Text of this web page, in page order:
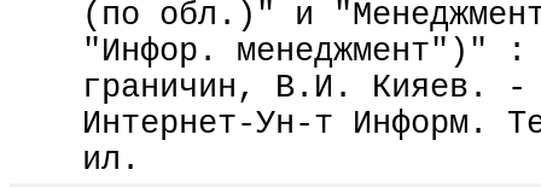
(по обл.)" и
"Инфор. менеджмент")"
граничин, В.И. Кияев.
Интернет-Ун-т Информ.
ил.